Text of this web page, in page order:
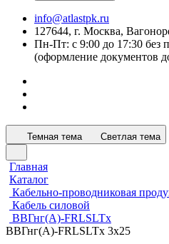
info@atlastpk.ru
127644, г. Москва,
Пн-Пт: с 9:00 до 17:30 без
(оформление документов
Темная тема Светлая тема
Главная
Каталог
Кабельно-проводниковая
Кабель силовой
ВВГнг(А)-FRLSLTx
ВВГнг(А)-FRLSLTx 3х25